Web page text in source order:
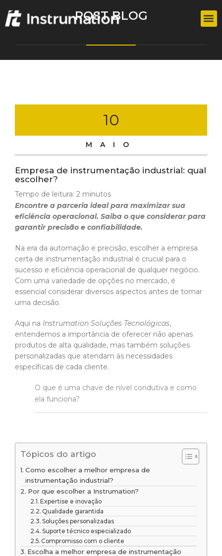
POST BLOG
10
MAIO
Empresa de instrumentação industrial: qual
escolher?
Tempo de leitura: 2 minutos
Encontre a parceria ideal para maximizar sua
eficiência operacional. Saiba o que considerar para
garantir precisão e confiabilidade.
Na era da automação e precisão, escolher a empresa
certa de instrumentação industrial é crucial para o
sucesso e eficiência operacional de qualquer negócio.
Com uma variedade de opções no mercado, é
essencial considerar diversos aspectos antes de tomar
uma decisão.
Aqui na Instrumation Soluções Tecnológicas,
entendemos a importância de oferecer não apenas
produtos de alta qualidade, mas também soluções
personalizadas que atendam às necessidades
específicas de cada cliente.
O que é uma chave de nível condutiva e como
ela funciona?
Tópicos do artigo
Como escolher a melhor empresa de
instrumentação industrial?
Por que escolher a Instrumation?
Expertise e inovação
Qualidade garantida
Soluções personalizadas
Suporte técnico especializado
Compromisso com o cliente
Escolha a melhor empresa de instrumentação